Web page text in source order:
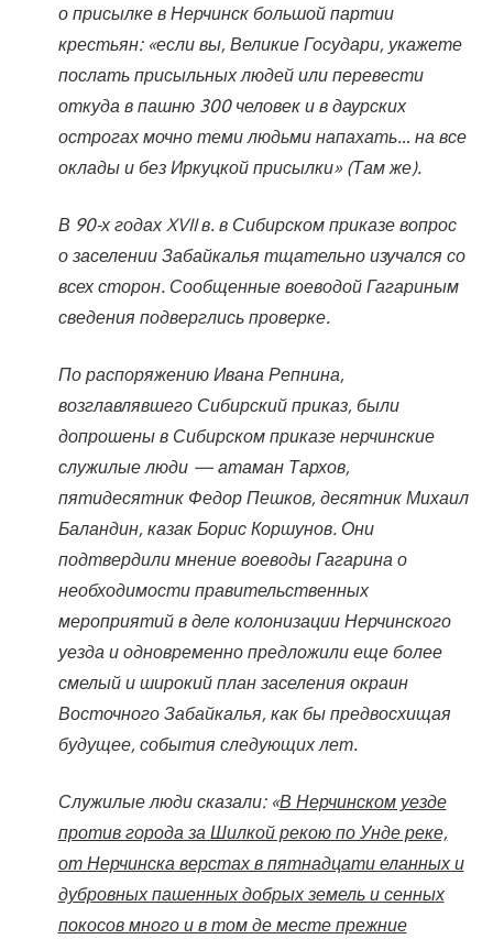
о присылке в Нерчинск большой партии
крестьян: «если вы, Великие Государи, укажете
послать присыльных людей или перевести
откуда в пашню 300 человек и в даурских
острогах мочно теми людьми напахать… на все
оклады и без Иркуцкой присылки» (Там же).
В 90-х годах XVII в. в Сибирском приказе вопрос
о заселении Забайкалья тщательно изучался со
всех сторон. Сообщенные воеводой Гагариным
сведения подверглись проверке.
По распоряжению Ивана Репнина,
возглавлявшего Сибирский приказ, были
допрошены в Сибирском приказе нерчинские
служилые люди — атаман Тархов,
пятидесятник Федор Пешков, десятник Михаил
Баландин, казак Борис Коршунов. Они
подтвердили мнение воеводы Гагарина о
необходимости правительственных
мероприятий в деле колонизации Нерчинского
уезда и одновременно предложили еще более
смелый и широкий план заселения окраин
Восточного Забайкалья, как бы предвосхищая
будущее, события следующих лет.
Служилые люди сказали: «В Нерчинском уезде
против города за Шилкой рекою по Унде реке,
от Нерчинска верстах в пятнадцати еланных и
дубровных пашенных добрых земель и сенных
покосов много и в том де месте прежние